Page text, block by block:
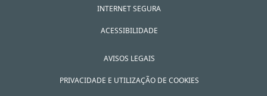
INTERNET SEGURA
ACESSIBILIDADE
AVISOS LEGAIS
PRIVACIDADE E UTILIZAÇÃO DE COOKIES